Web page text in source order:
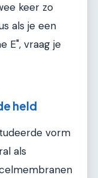
keer zo
als je een
E", vraag je
held
vorm
als